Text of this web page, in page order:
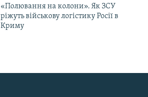
«Полювання на колони». Як ЗСУ
ріжуть військову логістику Росії в
Криму